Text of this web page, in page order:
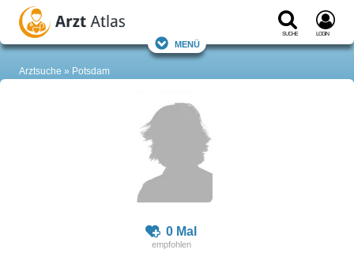
Suche Login
Menü
Arztsuche Potsdam
0 Mal